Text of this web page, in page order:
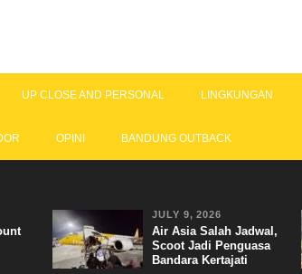
UP CLOSE AND PERSONAL LINGKUNGAN
OPINI BANDUNG OUTBACK
JULY 9, 2026
Air Asia Salah Jadwal,
Scoot Jadi Penguasa
Bandara Kertajati